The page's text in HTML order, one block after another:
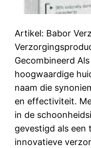
Artikel: Babor
Gecombineerd
hoogwaardige
naam die
en effectiviteit.
in de
gevestigd als een
innovatieve